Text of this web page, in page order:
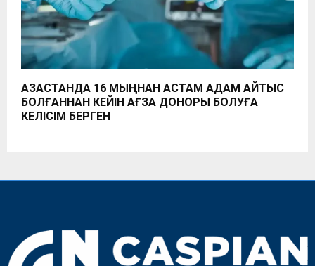
ҚАЗАҚСТАНДА 16 МЫҢНАН АСТАМ АДАМ ҚАЙТЫС
БОЛҒАННАН КЕЙІН АҒЗА ДОНОРЫ БОЛУҒА
КЕЛІСІМ БЕРГЕН